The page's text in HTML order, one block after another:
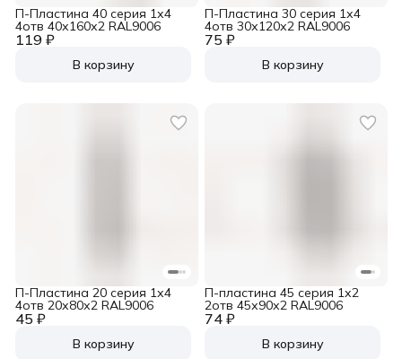
119 ₽
П-Пластина 40 серия 1х4
4отв 40х160х2 RAL9006
В корзину
75 ₽
П-Пластина 30 серия 1х4
4отв 30х120х2 RAL9006
В корзину
45 ₽
П-Пластина 20 серия 1х4
4отв 20х80х2 RAL9006
В корзину
74 ₽
П-пластина 45 серия 1х2
2отв 45х90х2 RAL9006
В корзину